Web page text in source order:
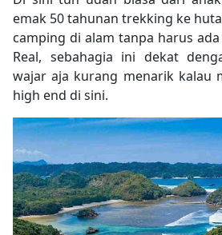
emak 50 tahunan trekking ke
camping di alam tanpa harus
Real, sebahagia ini dekat
wajar aja kurang menarik kalau
high end di sini.